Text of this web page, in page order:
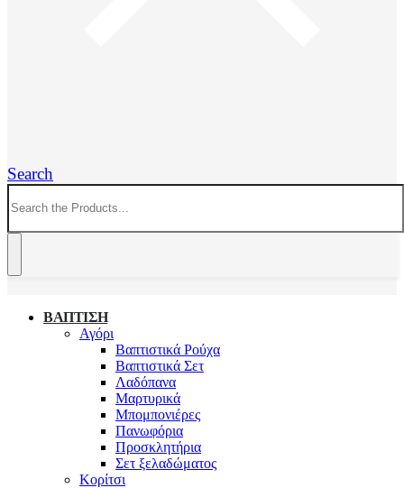
Search
ΒΑΠΤΙΣΗ
Αγόρι
Βαπτιστικά Ρούχα
Βαπτιστικά Σετ
Λαδόπανα
Μαρτυρικά
Μπομπονιέρες
Πανωφόρια
Προσκλητήρια
Σετ ξελαδώματος
Κορίτσι